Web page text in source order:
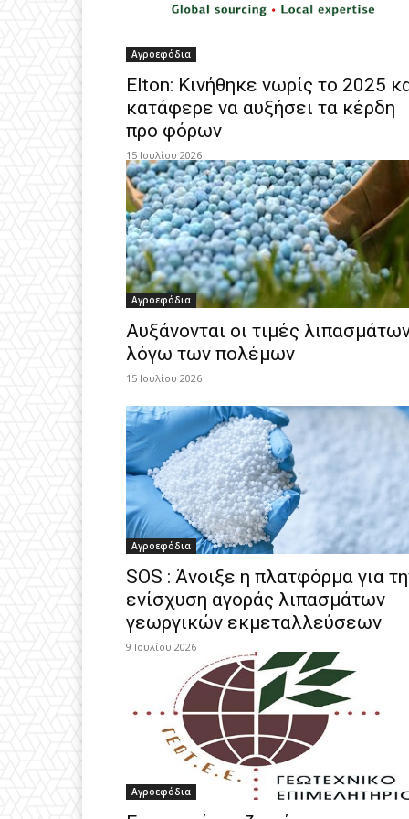
Αγροεφόδια
Elton: Κινήθηκε νωρίς το 2025
κατάφερε να αυξήσει τα κέρδη
προ φόρων
15 Ιουλίου 2026
Αγροεφόδια
Αυξάνονται οι τιμές
λόγω των πολέμων
15 Ιουλίου 2026
Αγροεφόδια
SOS : Άνοιξε η πλατφόρμα για
ενίσχυση αγοράς λιπασμάτων
γεωργικών εκμεταλλεύσεων
9 Ιουλίου 2026
Αγροεφόδια